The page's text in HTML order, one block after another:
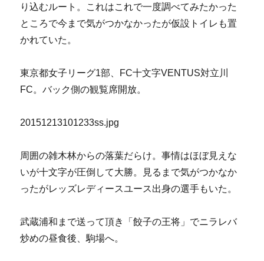
り込むルート。これはこれで一度調べてみたかった
ところで今まで気がつかなかったが仮設トイレも置
かれていた。
東京都女子リーグ1部、FC十文字VENTUS対立川
FC。バック側の観覧席開放。
20151213101233ss.jpg
周囲の雑木林からの落葉だらけ。事情はほぼ見えな
いが十文字が圧倒して大勝。見るまで気がつかなか
ったがレッズレディースユース出身の選手もいた。
武蔵浦和まで送って頂き「餃子の王将」でニラレバ
炒めの昼食後、駒場へ。